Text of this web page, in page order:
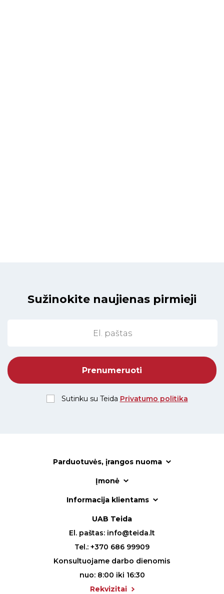
Sužinokite naujienas pirmieji
Sutinku su Teida Privatumo politika
Parduotuvės, įrangos nuoma
Įmonė
Informacija klientams
UAB Teida
El. paštas: info@teida.lt
Tel.: +370 686 99909
Konsultuojame darbo dienomis
nuo: 8:00 iki 16:30
Rekvizitai